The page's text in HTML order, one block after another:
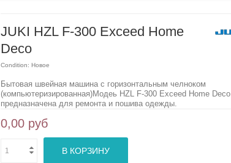
JUKI HZL F-300 Exceed Home
Deco
Condition: Новое
Бытовая швейная машина с горизонтальным челноком
(компьютеризированная)Модеь HZL F-300 Exceed Home Deco
предназначена для ремонта и пошива одежды.
0,00 руб
В КОРЗИНУ